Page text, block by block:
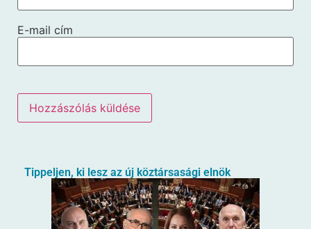
E-mail cím
Tippeljen, ki lesz az új köztársasági elnök